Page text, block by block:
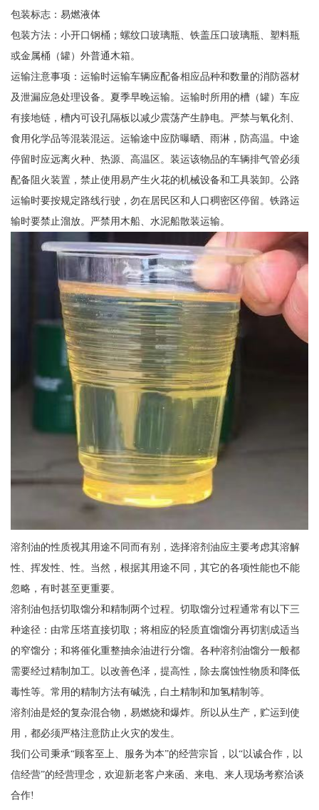
包装标志：易燃液体
包装方法：小开口钢桶；螺纹口玻璃瓶、铁盖压口玻璃瓶、塑料瓶
或金属桶（罐）外普通木箱。
运输注意事项：运输时运输车辆应配备相应品种和数量的消防器材
及泄漏应急处理设备。夏季早晚运输。运输时所用的槽（罐）车应
有接地链，槽内可设孔隔板以减少震荡产生静电。严禁与氧化剂、
食用化学品等混装混运。运输途中应防曝晒、雨淋，防高温。中途
停留时应远离火种、热源、高温区。装运该物品的车辆排气管必须
配备阻火装置，禁止使用易产生火花的机械设备和工具装卸。公路
运输时要按规定路线行驶，勿在居民区和人口稠密区停留。铁路运
输时要禁止溜放。严禁用木船、水泥船散装运输。
溶剂油的性质视其用途不同而有别，选择溶剂油应主要考虑其溶解
性、挥发性、性。当然，根据其用途不同，其它的各项性能也不能
忽略，有时甚至更重要。
溶剂油包括切取馏分和精制两个过程。切取馏分过程通常有以下三
种途径：由常压塔直接切取；将相应的轻质直馏馏分再切割成适当
的窄馏分；和将催化重整抽余油进行分馏。各种溶剂油馏分一般都
需要经过精制加工。以改善色泽，提高性，除去腐蚀性物质和降低
毒性等。常用的精制方法有碱洗，白土精制和加氢精制等。
溶剂油是烃的复杂混合物，易燃烧和爆炸。所以从生产，贮运到使
用，都必须严格注意防止火灾的发生。
我们公司秉承“顾客至上、服务为本”的经营宗旨，以“以诚合作，以
信经营”的经营理念，欢迎新老客户来函、来电、来人现场考察洽谈
合作!